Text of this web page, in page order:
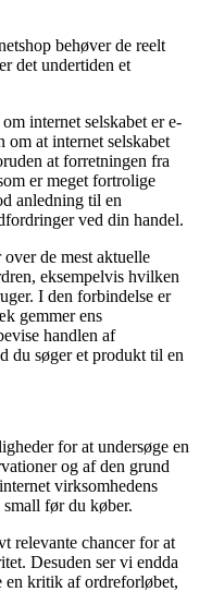
behøver de reelt
det undertiden et
internet selskabet er e-
at internet selskabet
at forretningen fra
er meget fortrolige
anledning til en
ved din handel.
de mest aktuelle
eksempelvis hvilken
I den forbindelse er
gemmer ens
handlen af
du søger et produkt til en
for at undersøge en
og af den grund
virksomhedens
small før du køber.
relevante chancer for at
Desuden ser vi endda
kritik af ordreforløbet,